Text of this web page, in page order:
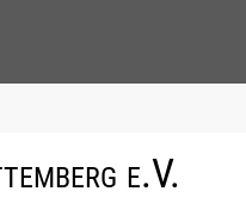
e.V.